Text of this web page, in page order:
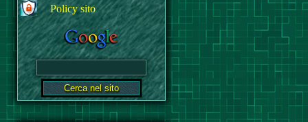
Policy sito